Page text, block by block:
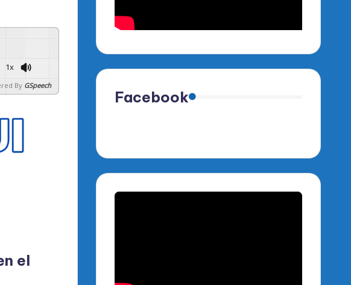
1x
By GSpeech
el
Facebook